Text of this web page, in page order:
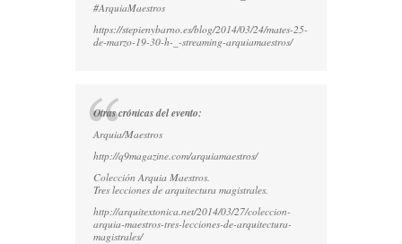
#ArquiaMaestros
https://stepienybarno.es/blog/2014/03/24/mates-25-
de-marzo-19-30-h-_-streaming-arquiamaestros/
Otras crónicas del evento:
Arquia/Maestros
http://q9magazine.com/arquiamaestros/
Colección Arquia Maestros.
Tres lecciones de arquitectura magistrales.
http://arquitextonica.net/2014/03/27/coleccion-
arquia-maestros-tres-lecciones-de-arquitectura-
magistrales/